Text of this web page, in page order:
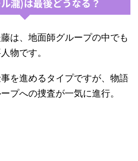
瀧)は最後どうなる？
は、地面師グループの中でも
物です。
を進めるタイプですが、物語
プへの捜査が一気に進行。